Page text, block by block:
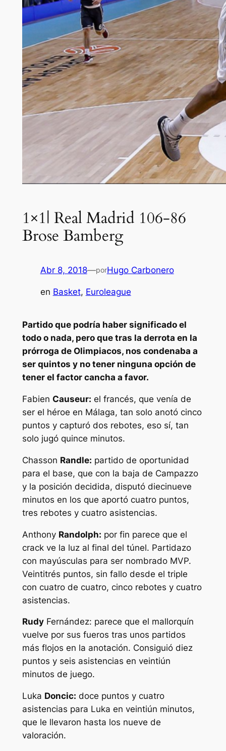
1×1| Real Madrid 106-86
Brose Bamberg
Abr 8, 2018—porHugo Carbonero
en Basket, Euroleague
Partido que podría haber significado el
todo o nada, pero que tras la derrota en la
prórroga de Olimpiacos, nos condenaba a
ser quintos y no tener ninguna opción de
tener el factor cancha a favor.
Fabien Causeur: el francés, que venía de
ser el héroe en Málaga, tan solo anotó cinco
puntos y capturó dos rebotes, eso sí, tan
solo jugó quince minutos.
Chasson Randle: partido de oportunidad
para el base, que con la baja de Campazzo
y la posición decidida, disputó diecinueve
minutos en los que aportó cuatro puntos,
tres rebotes y cuatro asistencias.
Anthony Randolph: por fin parece que el
crack ve la luz al final del túnel. Partidazo
con mayúsculas para ser nombrado MVP.
Veintitrés puntos, sin fallo desde el triple
con cuatro de cuatro, cinco rebotes y cuatro
asistencias.
RudyFernández: parece que el mallorquín
vuelve por sus fueros tras unos partidos
más flojos en la anotación. Consiguió diez
puntos y seis asistencias en veintiún
minutos de juego.
Luka Doncic: doce puntos y cuatro
asistencias para Luka en veintiún minutos,
que le llevaron hasta los nueve de
valoración.